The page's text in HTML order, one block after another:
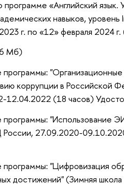
«Английский язык.
навыков,
г. по «12» февраля
Мб)
коррупции в Российской
12.04.2022 (18 часов)
"Использование
27.09.2020-
"Цифровизация
достижений" (Зимняя